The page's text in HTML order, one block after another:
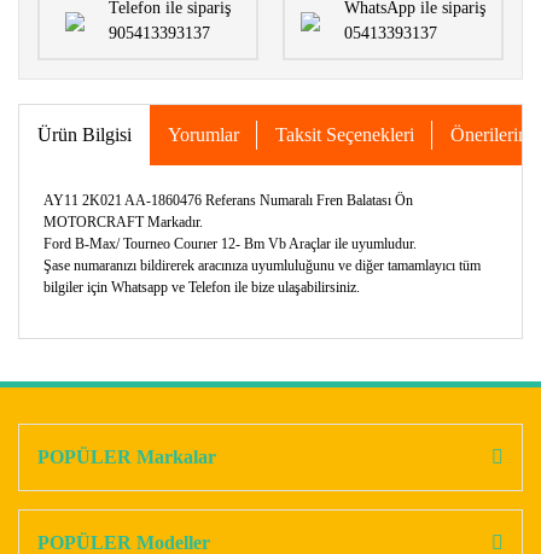
Telefon ile sipariş
905413393137
WhatsApp ile sipariş
05413393137
Ürün Bilgisi Yorumlar Taksit Seçenekleri Önerileriniz
AY11 2K021 AA-1860476 Referans Numaralı Fren Balatası Ön
MOTORCRAFT Markadır.
Ford B-Max/ Tourneo Courıer 12- Bm Vb Araçlar ile uyumludur.
Şase numaranızı bildirerek aracınıza uyumluluğunu ve diğer tamamlayıcı tüm
bilgiler için Whatsapp ve Telefon ile bize ulaşabilirsiniz.
Ürün açıklamasında eksik bilgiler bulunuyor.
POPÜLER Markalar
POPÜLER Modeller